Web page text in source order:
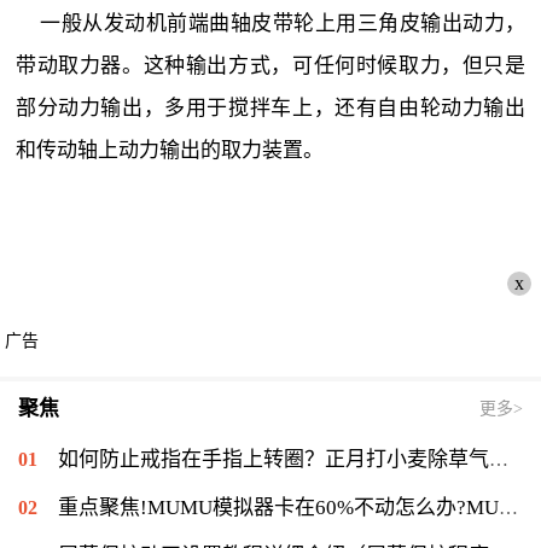
一般从发动机前端曲轴皮带轮上用三角皮输出动力，
带动取力器。这种输出方式，可任何时候取力，但只是
部分动力输出，多用于搅拌车上，还有自由轮动力输出
和传动轴上动力输出的取力装置。
x
广告
聚焦 更多>
如何防止戒指在手指上转圈？正月打小麦除草气温多少能打？ 全球短讯
重点聚焦!MUMU模拟器卡在60%不动怎么办?MUMU模拟器卡在60%的解决流程